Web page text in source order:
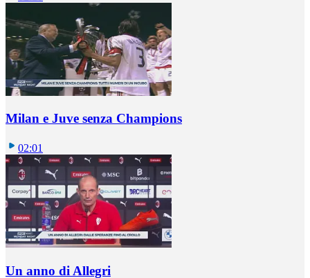
Milan e Juve senza Champions
02:01
Un anno di Allegri